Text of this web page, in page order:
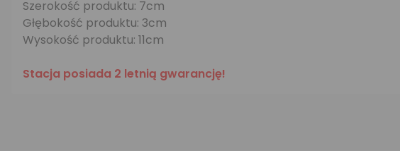
Szerokość produktu: 7cm
Głębokość produktu: 3cm
Wysokość produktu: 11cm
Stacja posiada 2 letnią gwarancję!